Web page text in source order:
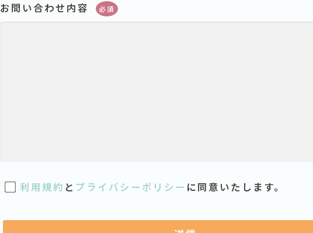
お問い合わせ内容 必須
利用規約 と プライバシーポリシー に同意いたします。